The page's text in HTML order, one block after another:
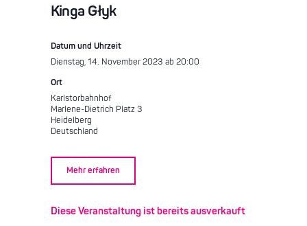
Kinga Głyk
Datum und Uhrzeit
Dienstag, 14. November 2023 ab 20:00
Ort
Karlstorbahnhof
Marlene-Dietrich Platz 3
Heidelberg
Deutschland
Mehr erfahren
Diese Veranstaltung ist bereits ausverkauft